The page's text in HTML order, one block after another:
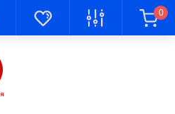
0